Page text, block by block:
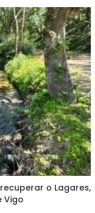
o Lagares,
Vigo